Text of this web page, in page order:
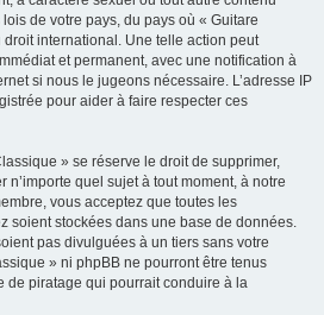
de votre pays, du pays où « Guitare
international. Une telle action peut
et permanent, avec une notification à
si nous le jugeons nécessaire. L’adresse IP
pour aider à faire respecter ces
» se réserve le droit de supprimer,
quel sujet à tout moment, à notre
vous acceptez que toutes les
soient stockées dans une base de données.
pas divulguées à un tiers sans votre
» ni phpBB ne pourront être tenus
de piratage qui pourrait conduire à la